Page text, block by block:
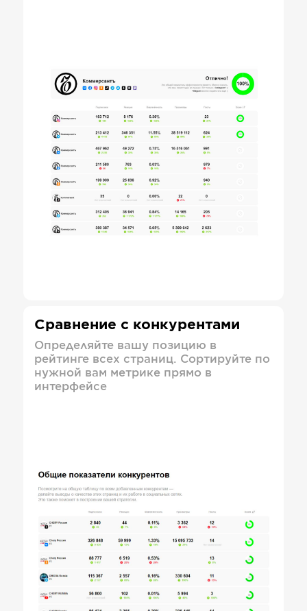
Сравнение с конкурентами
Определяйте вашу позицию в
рейтинге всех страниц. Сортируйте по
нужной вам метрике прямо в
интерфейсе